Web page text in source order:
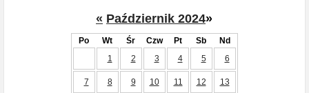
« Październik 2024»
Po Wt Śr Czw Pt Sb
Nd
1
2 3 4 5 6
7 8 9 10 11 12 13